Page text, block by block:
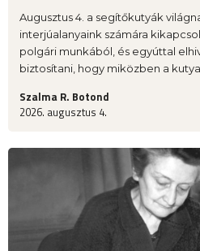
Augusztus 4. a segítőkutyák
interjúalanyaink számára
polgári munkából, és egyúttal
biztosítani, hogy miközben a kutya
Szalma R. Botond
2026. augusztus 4.